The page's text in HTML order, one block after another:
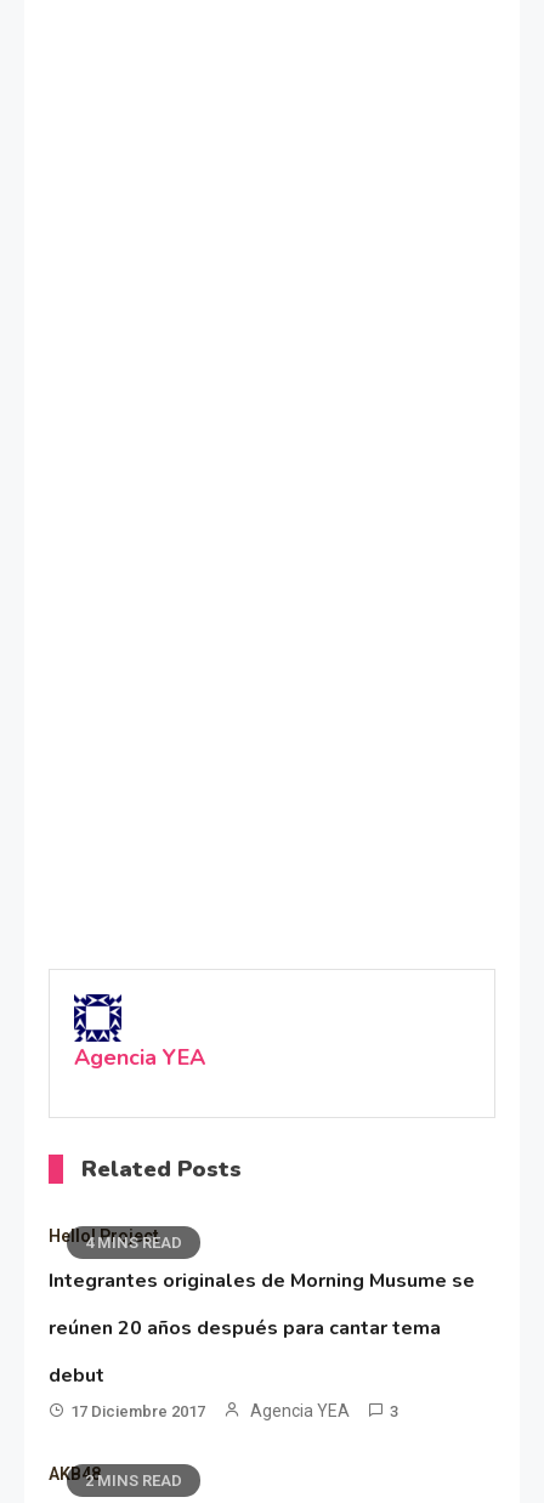
Agencia YEA
Related Posts
4 MINS READ
Hello! Project
Integrantes originales de Morning Musume se
reúnen 20 años después para cantar tema
debut
17 Diciembre 2017 Agencia YEA 3
2 MINS READ
AKB48